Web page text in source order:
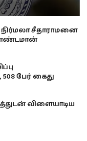
நிர்மலா சீதாராமனை
பேர் கைது
விளையாடிய